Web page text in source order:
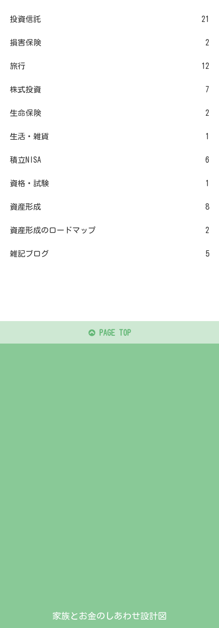
投資信託 21
損害保険 2
旅行 12
株式投資 7
生命保険 2
生活・雑貨 1
積立NISA 6
資格・試験 1
資産形成 8
資産形成のロードマップ 2
雑記ブログ 5
PAGE TOP
家族とお金のしあわせ設計図